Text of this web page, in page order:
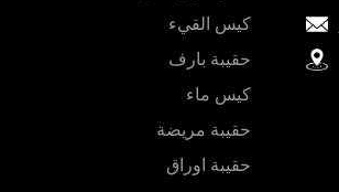
كيس القيء
حقيبة بارف
كيس ماء
حقيبة مريضة
حقيبة اوراق